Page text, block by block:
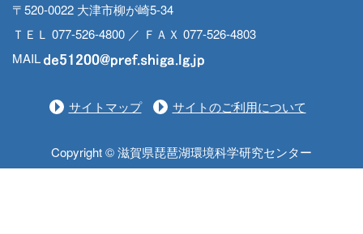
〒520-0022 大津市柳が崎5-34
ＴＥＬ 077-526-4800 ／ ＦＡＸ 077-526-4803
MAIL
サイトマップ サイトのご利用について
Copyright © 滋賀県琵琶湖環境科学研究センター